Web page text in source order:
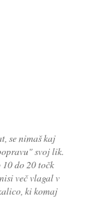
se nimaš kaj
svoj lik.
do 20 točk
več vlagal v
ki komaj